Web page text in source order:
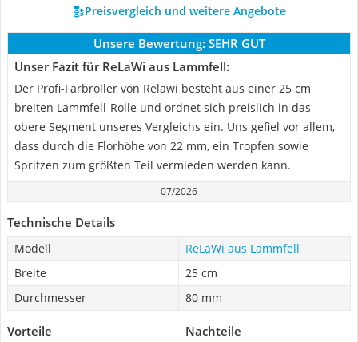
Preisvergleich und weitere Angebote
Unsere Bewertung: SEHR GUT
Unser Fazit für ReLaWi aus Lammfell:
Der Profi-Farbroller von Relawi besteht aus einer 25 cm
breiten Lammfell-Rolle und ordnet sich preislich in das
obere Segment unseres Vergleichs ein. Uns gefiel vor allem,
dass durch die Florhöhe von 22 mm, ein Tropfen sowie
Spritzen zum größten Teil vermieden werden kann.
07/2026
Technische Details
Modell
ReLaWi aus Lammfell
Breite
25 cm
Durchmesser
80 mm
Vorteile Nachteile